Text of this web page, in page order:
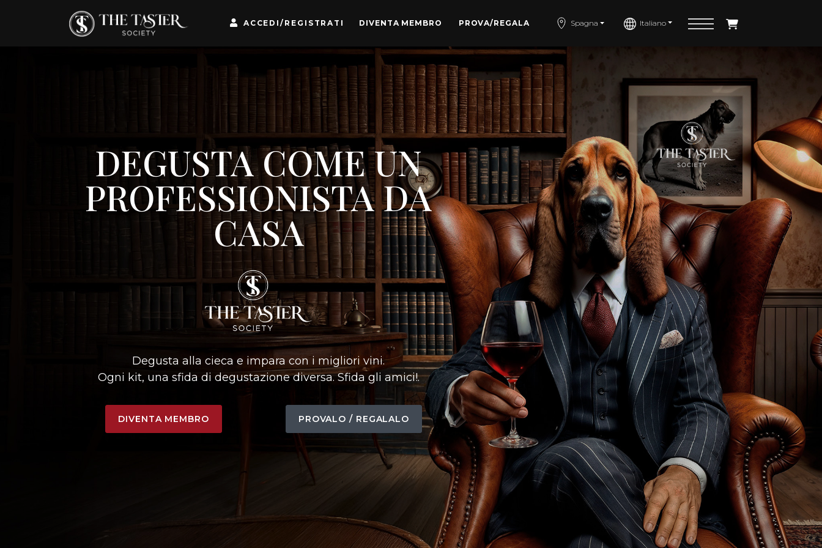
ACCEDI/REGISTRATI DIVENTA MEMBRO PROVA/REGALA Spagna Italiano
DEGUSTA COME UN
PROFESSIONISTA DA
CASA
Degusta alla cieca e impara con i migliori vini.
Ogni kit, una sfida di degustazione diversa. Sfida gli amici!.
DIVENTA MEMBRO PROVALO / REGALALO